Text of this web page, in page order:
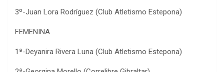
3º-Juan Lora Rodríguez (Club Atletismo Estepona)
FEMENINA
1ª-Deyanira Rivera Luna (Club Atletismo Estepona)